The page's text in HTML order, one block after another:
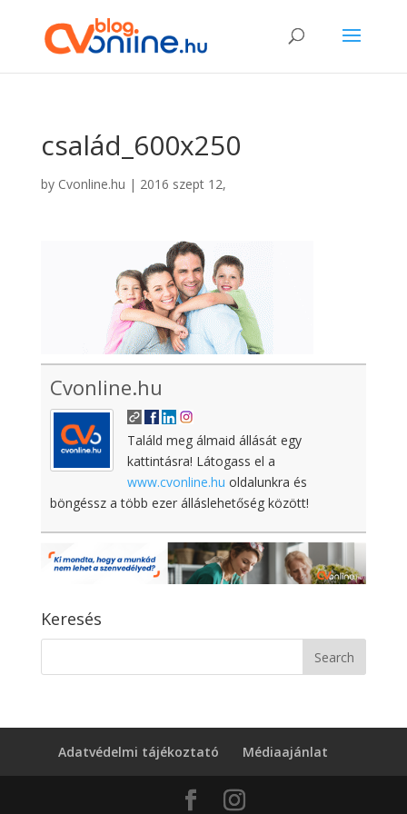
család_600x250
by Cvonline.hu | 2016 szept 12,
Cvonline.hu
Találd meg álmaid állását egy
kattintásra! Látogass el a
www.cvonline.hu oldalunkra és
böngéssz a több ezer álláslehetőség között!
Keresés
Adatvédelmi tájékoztató Médiaajánlat